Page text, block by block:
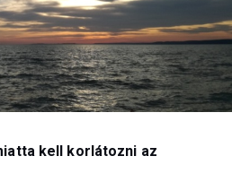
kell korlátozni az